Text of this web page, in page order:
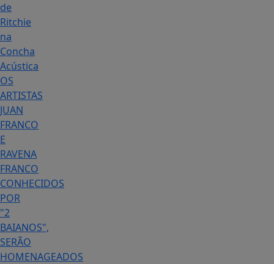
de
Ritchie
na
Concha
Acústica
OS
ARTISTAS
JUAN
FRANCO
E
RAVENA
FRANCO
CONHECIDOS
POR
"2
BAIANOS",
SERÃO
HOMENAGEADOS